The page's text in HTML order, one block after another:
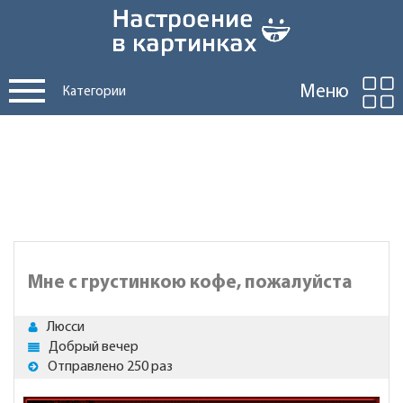
Категории Меню
Мне с грустинкою кофе, пожалуйста
Люсси
Добрый вечер
Отправлено 250 раз